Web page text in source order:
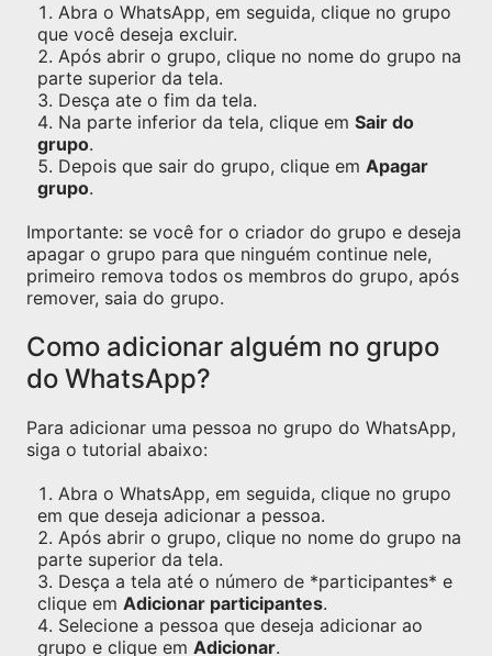
Abra o WhatsApp, em seguida, clique no grupo
que você deseja excluir.
Após abrir o grupo, clique no nome do grupo na
parte superior da tela.
Desça ate o fim da tela.
Na parte inferior da tela, clique em Sair do
grupo.
Depois que sair do grupo, clique em Apagar
grupo.
Importante: se você for o criador do grupo e deseja
apagar o grupo para que ninguém continue nele,
primeiro remova todos os membros do grupo, após
remover, saia do grupo.
Como adicionar alguém no grupo
do WhatsApp?
Para adicionar uma pessoa no grupo do WhatsApp,
siga o tutorial abaixo:
Abra o WhatsApp, em seguida, clique no grupo
em que deseja adicionar a pessoa.
Após abrir o grupo, clique no nome do grupo na
parte superior da tela.
Desça a tela até o número de *participantes* e
clique em Adicionar participantes.
Selecione a pessoa que deseja adicionar ao
grupo e clique em Adicionar.